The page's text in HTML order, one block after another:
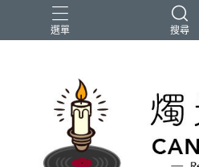
選單 搜尋
2026大港開唱 聖誕節